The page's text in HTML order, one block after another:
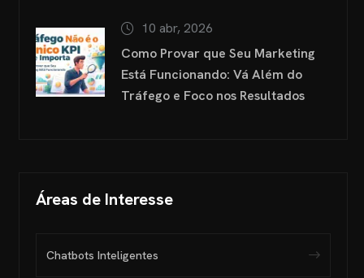
10 abr, 2026
Como Provar que Seu Marketing
Está Funcionando: Vá Além do
Tráfego e Foco nos Resultados
Áreas de Interesse
Chatbots Inteligentes